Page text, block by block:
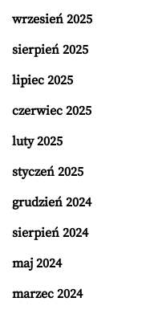
wrzesień 2025
sierpień 2025
lipiec 2025
czerwiec 2025
luty 2025
styczeń 2025
grudzień 2024
sierpień 2024
maj 2024
marzec 2024